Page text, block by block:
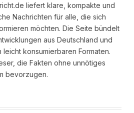
liefert klare, kompakte und
Nachrichten für alle, die sich
möchten. Die Seite bündelt
aus Deutschland und
leicht konsumierbaren Formaten.
die Fakten ohne unnötiges
bevorzugen.